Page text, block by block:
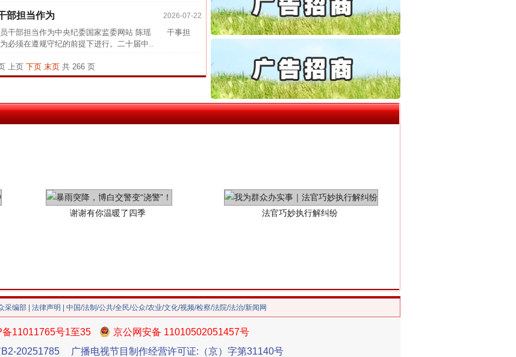
2026-07-22
部担当作为
员干部担当作为中央纪委国家监委网站 陈瑶 干事担
必须在遵规守纪的前提下进行。二十届中..
上页 下页 末页共 266 页
四川省公安厅征集新型黑恶违法..
中方对6家美国实体采取反制措..
中国发起首例对外贸易国家安全..
官方通报西安赛格商场坠亡事件
从“无产可执”到“全额执行”
最高检抗诉的疑难复杂刑事案件
事故致5死1伤，四川省安委会挂..
“神药”背后的真相
今年投资意愿榜揭晓
采编部 法律声明 | 中国/法制/公共/全民/公众/农业/文化/视频/检察/法院/法治/新闻网
备11011765号1至35
京公网安备 11010502051457号
20251785
广播电视节目制作经营许可证:（京）字第31140号